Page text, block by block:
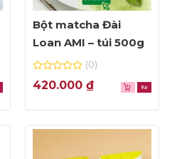
Bột matcha Đài
Loan AMI – túi 500g
0
out
(0)
420.000 ₫